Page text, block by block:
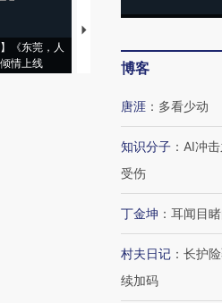
《东莞，人
情上线
【推广】走进第四届链博
会，让数智科技“链”接产
博客
唐涯 ： 多看少动
知识分子 ： AI冲
受伤
丁金坤 ： 耳闻目
村夫日记 ： 长护
续加码